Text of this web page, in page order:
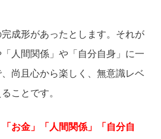
成形があったとします。それが
人間関係」や「自分自身」に一
尚且心から楽しく、無意識レベ
ことです。
「お金」「人間関係」「自分自